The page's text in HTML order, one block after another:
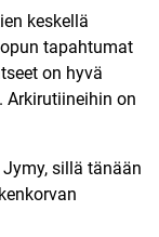
keskellä
tapahtumat
on hyvä
Arkirutiineihin on
sillä tänään